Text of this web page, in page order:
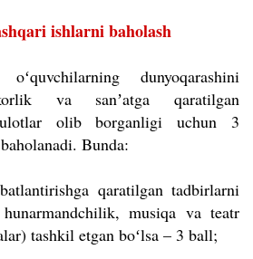
ishlarni baholash
dunyoqarashini
va sanʼatga qaratilgan
olib borganligi uchun 3
Bunda:
qaratilgan tadbirlarni
hunarmandchilik, musiqa va teatr
tashkil etgan boʻlsa – 3 ball;